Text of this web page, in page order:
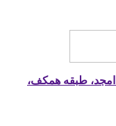
امجد، طبقه همکف،